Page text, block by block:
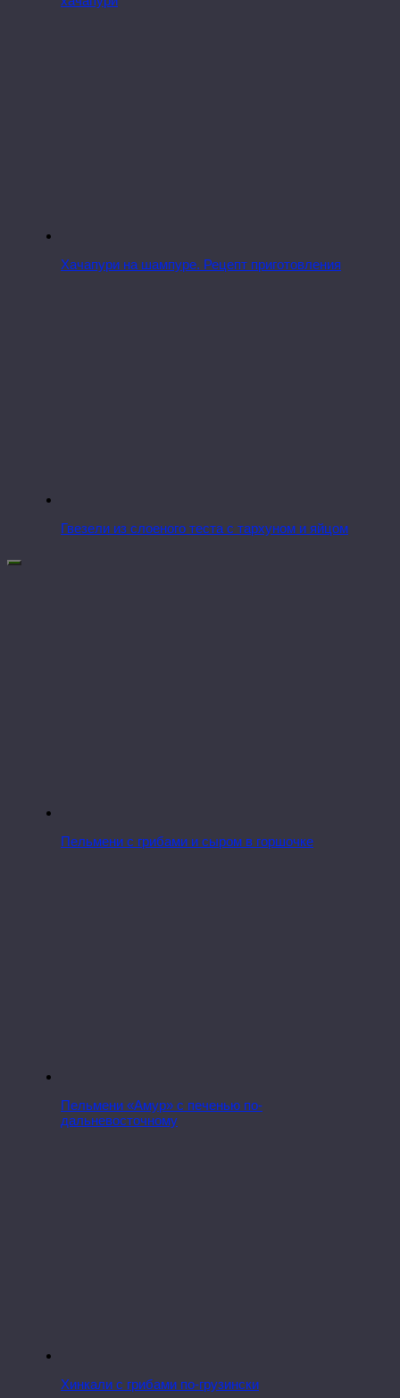
Хачапури на шампуре. Рецепт приготовления
Гвезели из слоеного теста с тархуном и яйцом
Пельмени с грибами и сыром в горшочке
Пельмени «Амур» с печенью по-
дальневосточному
Хинкали с грибами по-грузински